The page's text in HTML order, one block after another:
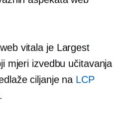
vitala je Largest
mjeri izvedbu učitavanja
ciljanje na LCP
.